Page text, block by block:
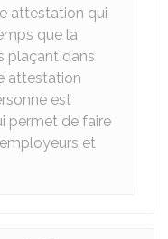
attestation qui
que la
plaçant dans
attestation
est
permet de faire
et